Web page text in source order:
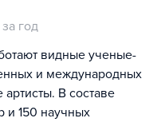
за год
видные ученые-
и международных
В составе
и 150 научных